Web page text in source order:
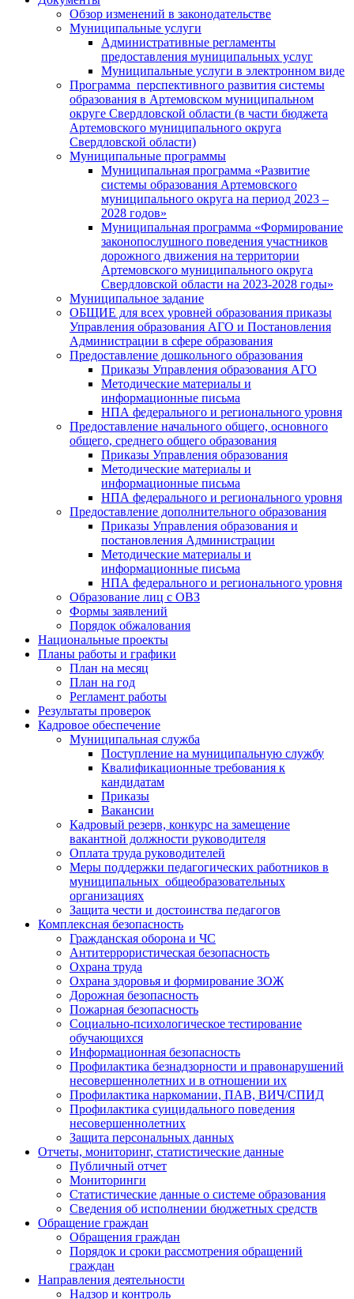
Обзор изменений в законодательстве
Муниципальные услуги
Административные регламенты
предоставления муниципальных услуг
Муниципальные услуги в электронном виде
Программа перспективного развития системы
образования в Артемовском муниципальном
округе Свердловской области (в части бюджета
Артемовского муниципального округа
Свердловской области)
Муниципальные программы
Муниципальная программа «Развитие
системы образования Артемовского
муниципального округа на период 2023 –
2028 годов»
Муниципальная программа «Формирование
законопослушного поведения участников
дорожного движения на территории
Артемовского муниципального округа
Свердловской области на 2023-2028 годы»
Муниципальное задание
ОБЩИЕ для всех уровней образования приказы
Управления образования АГО и Постановления
Администрации в сфере образования
Предоставление дошкольного образования
Приказы Управления образования АГО
Методические материалы и
информационные письма
НПА федерального и регионального уровня
Предоставление начального общего, основного
общего, среднего общего образования
Приказы Управления образования
Методические материалы и
информационные письма
НПА федерального и регионального уровня
Предоставление дополнительного образования
Приказы Управления образования и
постановления Администрации
Методические материалы и
информационные письма
НПА федерального и регионального уровня
Образование лиц с ОВЗ
Формы заявлений
Порядок обжалования
Национальные проекты
Планы работы и графики
План на месяц
План на год
Регламент работы
Результаты проверок
Кадровое обеспечение
Муниципальная служба
Поступление на муниципальную службу
Квалификационные требования к
кандидатам
Приказы
Вакансии
Кадровый резерв, конкурс на замещение
вакантной должности руководителя
Оплата труда руководителей
Меры поддержки педагогических работников в
муниципальных общеобразовательных
организациях
Защита чести и достоинства педагогов
Комплексная безопасность
Гражданская оборона и ЧС
Антитеррористическая безопасность
Охрана труда
Охрана здоровья и формирование ЗОЖ
Дорожная безопасность
Пожарная безопасность
Социально-психологическое тестирование
обучающихся
Информационная безопасность
Профилактика безнадзорности и правонарушений
несовершеннолетних и в отношении их
Профилактика наркомании, ПАВ, ВИЧ/СПИД
Профилактика суицидального поведения
несовершеннолетних
Защита персональных данных
Отчеты, мониторинг, статистические данные
Публичный отчет
Мониторинги
Статистические данные о системе образования
Сведения об исполнении бюджетных средств
Обращение граждан
Обращения граждан
Порядок и сроки рассмотрения обращений
граждан
Направления деятельности
Надзор и контроль